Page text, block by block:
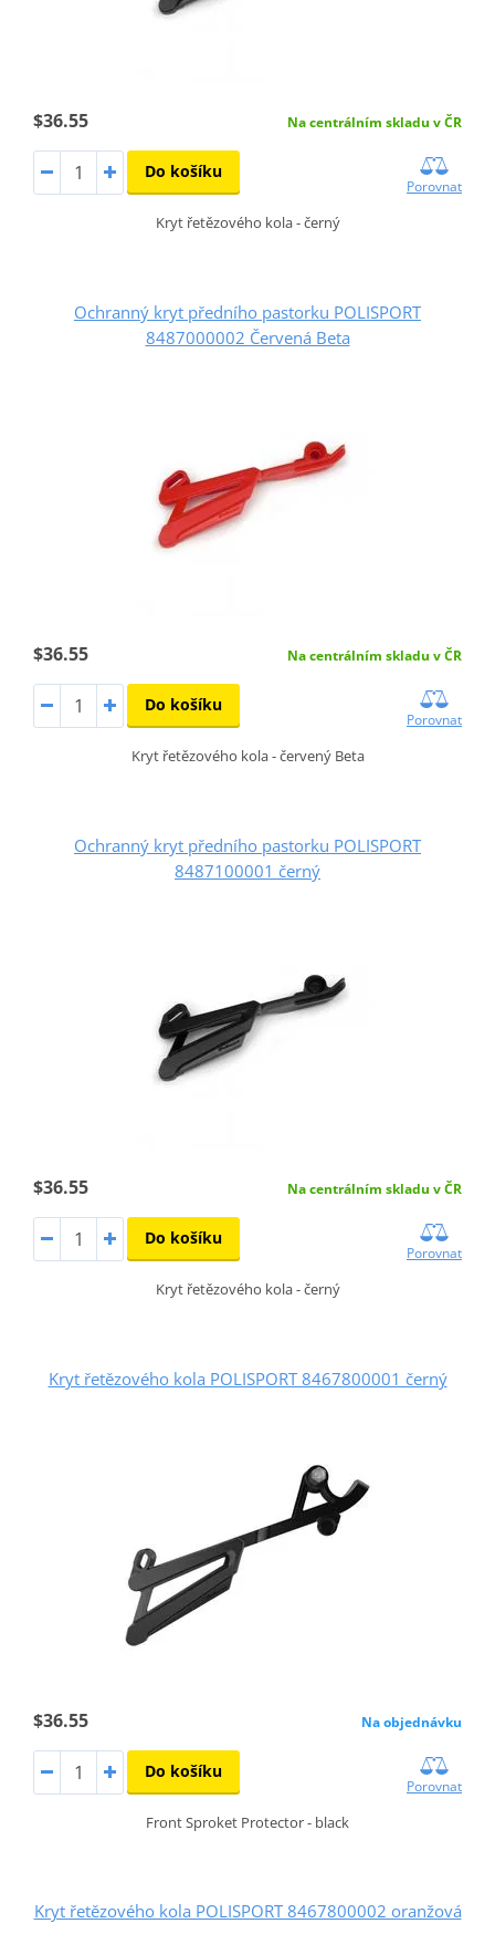
$36.55 Na centrálním skladu v ČR
Do košíku
Porovnat
Kryt řetězového kola - černý
Ochranný kryt předního pastorku POLISPORT
8487000002 Červená Beta
$36.55 Na centrálním skladu v ČR
Do košíku
Porovnat
Kryt řetězového kola - červený Beta
Ochranný kryt předního pastorku POLISPORT
8487100001 černý
$36.55 Na centrálním skladu v ČR
Do košíku
Porovnat
Kryt řetězového kola - černý
Kryt řetězového kola POLISPORT 8467800001 černý
$36.55 Na objednávku
Do košíku
Porovnat
Front Sproket Protector - black
Kryt řetězového kola POLISPORT 8467800002 oranžová